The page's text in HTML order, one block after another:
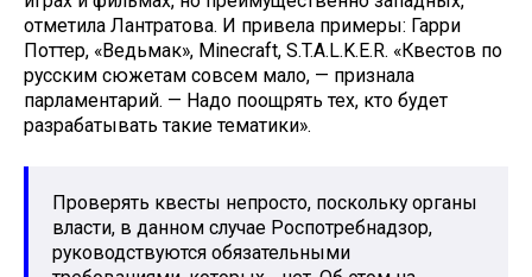
отметила Лантратова. И привела примеры: Гарри
Поттер, «Ведьмак», Minecraft, S.T.A.L.K.E.R. «Квестов по
русским сюжетам совсем мало, — признала
парламентарий. — Надо поощрять тех, кто будет
разрабатывать такие тематики».
Проверять квесты непросто, поскольку органы
власти, в данном случае Роспотребнадзор,
руководствуются обязательными